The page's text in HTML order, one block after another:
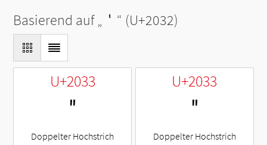
Basierend auf „ ′ “ (U+2032)
U+2033
″
Doppelter Hochstrich
U+2033
″
Doppelter Hochstrich